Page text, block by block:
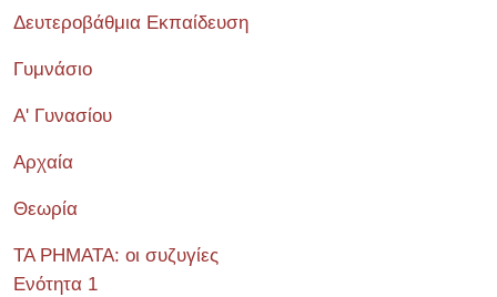
Δευτεροβάθμια Εκπαίδευση
Γυμνάσιο
Α' Γυνασίου
Αρχαία
Θεωρία
ΤΑ ΡΗΜΑΤΑ: οι συζυγίες
Ενότητα 1